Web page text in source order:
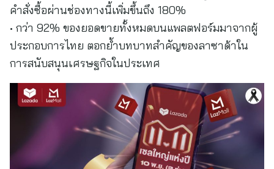
คำสั่งซื้อผ่านช่องทางนี้เพิ่มขึ้นถึง 180%
• กว่า 92% ของยอดขายทั้งหมดบนแพลตฟอร์มมาจากผู้
ประกอบการไทย ตอกย้ำบทบาทสำคัญของลาซาด้าใน
การสนับสนุนเศรษฐกิจในประเทศ